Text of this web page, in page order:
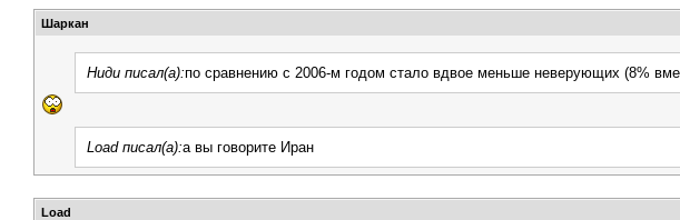
Шаркан
Ниди писал(а):по сравнению с 2006-м годом стало вдвое меньше неверующих (8%
Load писал(а):а вы говорите Иран
Load